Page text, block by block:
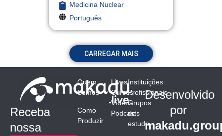
Medicina Nuclear
Português
CARREGAR MAIS
Receba
nossa
Quem
Somos
Como
Produzir
Lives
Cursos
Vídeos
Podcasts
Instituições
Profissionais
Grupos
de
estudo
Desenvolvido
por